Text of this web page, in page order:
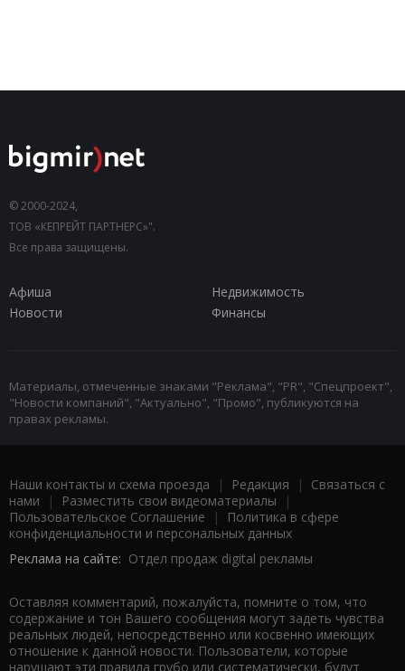
© 2000-2024,
ТОВ «КЕПРЕЙТ ПАРТНЕРС»".
Все права защищены.
Афиша
Недвижимость
Новости
Финансы
Материалы, отмеченные знаками "Реклама", "PR", "Спецпроект",
"Новости компаний", "Актуально", "Промо", публикуются на
правах рекламы.
Наши контакты и схема проезда | Редакция | Связаться с
нами | Разместить свои видеоматериалы |
Пользовательское Соглашение |
Политика в сфере
конфиденциальности и персональных данных
Реклама на сайте: Отдел продаж digital рекламы
Оставляя комментарий, пожалуйста, помните о том, что
содержание и тон Вашего сообщения могут задеть чувства
реальных людей, непосредственно или косвенно имеющих
отношение к данной новости. Пользователи, которые
нарушают эти правила грубо или систематически, будут